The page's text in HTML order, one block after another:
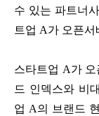
수 있는 파트너
트업 A가 오픈
스타트업 A가
드 인덱스와 비
업 A의 브랜드